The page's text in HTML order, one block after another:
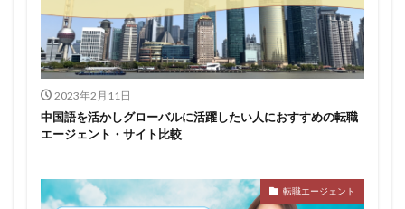
2023年2月11日
中国語を活かしグローバルに活躍したい人におすすめの転職
エージェント・サイト比較
転職エージェント